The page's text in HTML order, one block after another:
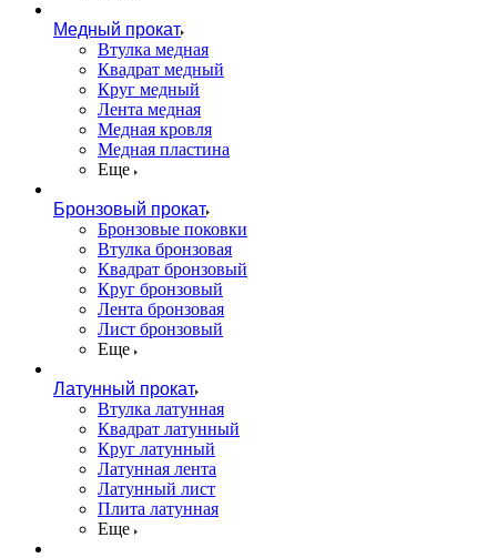
Медный прокат
Втулка медная
Квадрат медный
Круг медный
Лента медная
Медная кровля
Медная пластина
Еще
Бронзовый прокат
Бронзовые поковки
Втулка бронзовая
Квадрат бронзовый
Круг бронзовый
Лента бронзовая
Лист бронзовый
Еще
Латунный прокат
Втулка латунная
Квадрат латунный
Круг латунный
Латунная лента
Латунный лист
Плита латунная
Еще